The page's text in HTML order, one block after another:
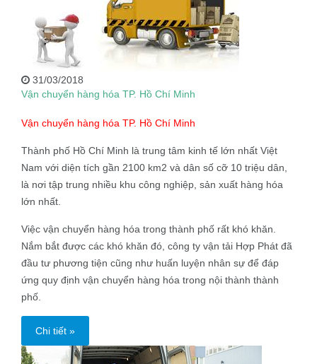
31/03/2018
Vận chuyển hàng hóa TP. Hồ Chí Minh
Vận chuyển hàng hóa TP. Hồ Chí Minh
Thành phố Hồ Chí Minh là trung tâm kinh tế lớn nhất Việt
Nam với diện tích gần 2100 km2 và dân số cỡ 10 triệu dân,
là nơi tập trung nhiều khu công nghiệp, sản xuất hàng hóa
lớn nhất.
Việc vận chuyển hàng hóa trong thành phố rất khó khăn.
Nắm bắt được các khó khăn đó, công ty vận tải Hợp Phát đã
đầu tư phương tiện cũng như huấn luyện nhân sự để đáp
ứng quy định vận chuyển hàng hóa trong nội thành thành
phố.
Chi tiết »